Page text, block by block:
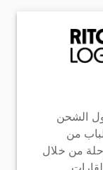
الشحن
من
من خلال